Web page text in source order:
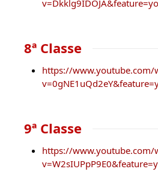
8ª Classe
https://www.youtube.com/
9ª Classe
https://www.youtube.com/